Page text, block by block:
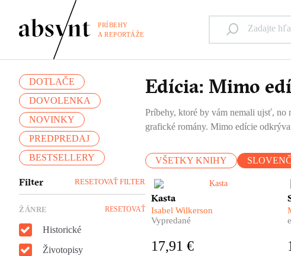
PRÍBEHY
A REPORTÁŽE
DOTLAČE
DOVOLENKA
NOVINKY
PREDPREDAJ
BESTSELLERY
Filter RESETOVAŤ FILTER
ŽÁNRE RESETOVAŤ
Historické
Životopisy
Edícia: Mimo
Príbehy, ktoré by vám nemali ujsť, no
grafické romány. Mimo edície
VŠETKY KNIHY
Kasta je nálepka, ktorá hovorí,
ako máme s človekom
zaobchádzať.
Kasta
Isabel Wilkerson
Vypredané
17,91 €